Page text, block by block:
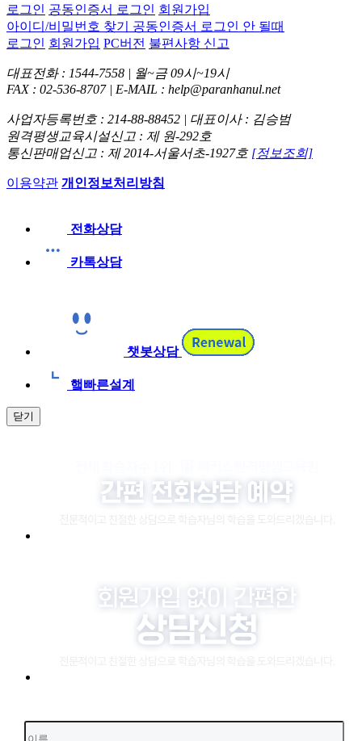
로그인 공동인증서 로그인 회원가입
아이디/비밀번호 찾기 공동인증서 로그인 안 될때
로그인 회원가입 PC버전 불편사항 신고
대표전화 : 1544-7558 | 월~금 09시~19시
FAX : 02-536-8707 | E-MAIL : help@paranhanul.net
사업자등록번호 : 214-88-88452 | 대표이사 : 김승범
원격평생교육시설신고 : 제 원-292호
통신판매업신고 : 제 2014-서울서초-1927호 [정보조회]
이용약관 개인정보처리방침
전화상담
카톡상담
챗봇상담
햌빠른설계
닫기